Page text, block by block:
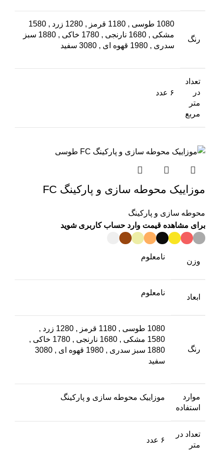
رنگ
1080 طوسی , 1180 قرمز , 1280 زرد ,
1580
مشکی , 1680 نارنجی , 1780 خاکی ,
1880 سبز
سدری , 1980 قهوه ای , 3080 سفید
تعداد
در
متر
مربع
۶ عدد
موزاییک محوطه سازی و پارکینگ FC
محوطه سازی و پارکینگ
برای مشاهده قیمت وارد حساب کاربری شوید
وزن
نامعلوم
ابعاد
نامعلوم
رنگ
1080 طوسی , 1180 قرمز , 1280 زرد
,
1580 مشکی
, 1680 نارنجی , 1780 خاکی
,
1880 سبز سدری
, 1980 قهوه ای ,
3080
سفید
موارد
استفاده
موزاییک محوطه سازی و پارکینگ
تعداد در
متر
۶ عدد